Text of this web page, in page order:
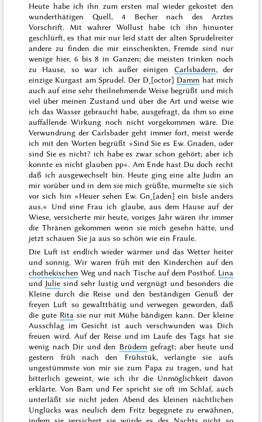
Heute habe ich ihn zum ersten mal wieder gekostet den
wunderthätigen Quell, 4 Becher nach des Arztes
Vorschrift. Mit wahrer Wollust habe ich ihn hinunter
geschlürft, es that mir nur leid statt der alten Sprudelreiter
andere zu finden die mir einschenkten, Fremde sind nur
wenige hier, 6 bis 8 in Ganzen; die meisten trinken noch
zu Hause, so war ich außer einigen Carlsbadern, der
einzige Kurgast am Sprudel. Der D˖[octor] Damm hat mich
auch auf eine sehr theilnehmende Weise begrüßt und mich
viel über meinen Zustand und über die Art und weise wie
ich das Wasser gebraucht habe, ausgefragt, da ihm so eine
auffallende Wirkung noch nicht vorgekommen wäre. Die
Verwundrung der Carlsbader geht immer fort, meist werde
ich mit den Worten begrüßt »Sind Sie es Ew. Gnaden, oder
sind Sie es nicht? ich habe es zwar schon gehört; aber ich
konnte es nicht glauben pp«. Am Ende hast Du doch recht
daß ich ausgewechselt bin. Heute ging eine alte Judin an
mir vorüber und in dem sie mich grüßte, murmelte sie sich
vor sich hin »Heuer sehen Ew. Gn˖[aden] ein bisle anders
aus.« Und eine Frau ich glaube, aus dem Hause auf der
Wiese, versicherte mir heute, voriges Jahr wären ihr immer
die Thränen gekommen wenn sie mich gesehn hätte, und
jetzt schauen Sie ja aus so schön wie ein Fraule.
Die Luft ist endlich wieder wärmer und das Wetter heiter
und sonnig. Wir waren früh mit den Kinderchen auf den
chothekischen Weg und nach Tische auf dem Posthof. Lina
und Julie sind sehr lustig und vergnügt und besonders die
Kleine durch die Reise und den beständigen Genuß der
freyen Luft so gewaltthätig und verwegen geworden, daß
die gute Rita sie nur mit Mühe bändigen kann. Der kleine
Ausschlag im Gesicht ist auch verschwunden was Dich
freuen wird. Auf der Reise und im Laufe des Tags hat sie
wenig nach Dir und den Brüdern gefragt; aber heute und
gestern früh nach den Frühstük, verlangte sie aufs
ungestümmste von mir sie zum Papa zu tragen, und hat
bitterlich geweint, wie ich ihr die Unmöglichkeit davon
erklärte. Von Bam und Fer spricht sie oft im Schlaf, auch
unterläßt sie nicht jeden Abend des kleinen nächtlichen
Unglücks was neulich dem Fritz begegnete zu erwähnen,